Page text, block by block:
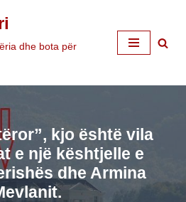
dhe bota për
kjo është vila
e një kështjelle e
dhe Armina